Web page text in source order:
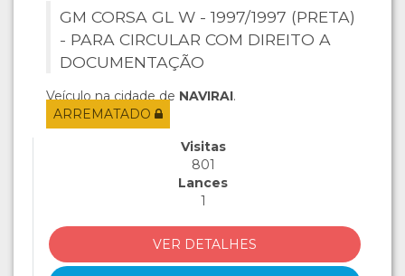
GM CORSA GL W - 1997/1997 (PRETA)
- PARA CIRCULAR COM DIREITO A
DOCUMENTAÇÃO
Veículo na cidade de NAVIRAI.
ARREMATADO
Visitas
801
Lances
1
VER DETALHES